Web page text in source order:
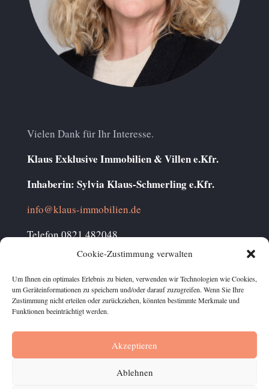
Cookie-Zustimmung verwalten
Um Ihnen ein optimales Erlebnis zu bieten, verwenden wir Technologien wie Cookies,
um Geräteinformationen zu speichern und/oder darauf zuzugreifen. Wenn Sie Ihre
Zustimmung nicht erteilen oder zurückziehen, könnten bestimmte Merkmale und
Funktionen beeinträchtigt werden.
Akzeptieren
Ablehnen
Vielen Dank für Ihr Interesse.
Klaus Exklusive Immobilien & Villen e.Kfr.
Inhaberin: Sylvia Klaus-Schmerling e.Kfr.
info@klaus-immobilien.de
Telefon 0821 482048
Mobil 0177 2311933
Datenschutz Impressum
Kontakt
Cookie-Richtlinie (EU)
Klaus Exklusive Immobilien & Villen e.Kfr. | Sylvia Klaus-